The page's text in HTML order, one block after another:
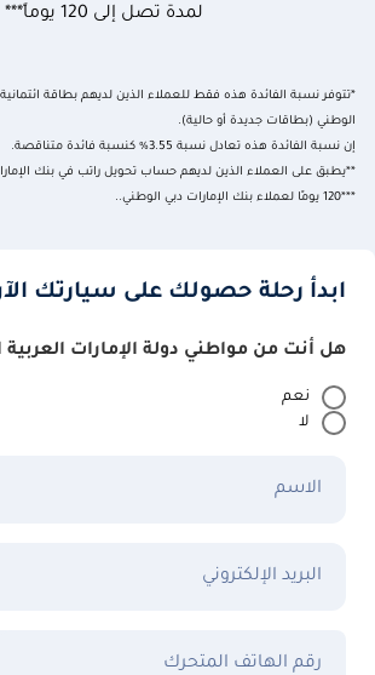
لمدة تصل إلى 120 يوماً***
*تتوفر نسبة الفائدة هذه فقط للعملاء الذين لديهم بطاقة
الوطني (بطاقات جديدة أو حالية).
إن نسبة الفائدة هذه تعادل نسبة 3.55% كنسبة فائدة متناقصة.
**يطبق على العملاء الذين لديهم حساب تحويل راتب في بنك
***120 يومًا لعملاء بنك الإمارات دبي الوطني..
ابدأ رحلة حصولك على سيارتك
هل أنت من مواطني دولة الإمارات العربية
نعم
لا
الاسم
البريد الإلكتروني
رقم الهاتف المتحرك